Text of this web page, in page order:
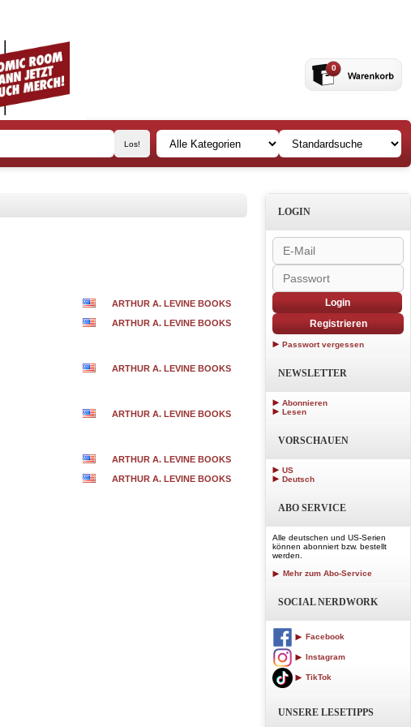
0
ARTHUR A. LEVINE BOOKS
ARTHUR A. LEVINE BOOKS
ARTHUR A. LEVINE BOOKS
ARTHUR A. LEVINE BOOKS
ARTHUR A. LEVINE BOOKS
ARTHUR A. LEVINE BOOKS
LOGIN
Login
Registrieren
Passwort vergessen
NEWSLETTER
Abonnieren
Lesen
VORSCHAUEN
US
Deutsch
ABO SERVICE
Alle deutschen und US-Serien
können abonniert bzw. bestellt
werden.
Mehr zum Abo-Service
SOCIAL NERDWORK
Facebook
Instagram
TikTok
UNSERE LESETIPPS